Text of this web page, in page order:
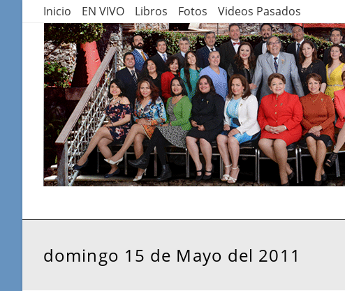
contenido
Inicio EN VIVO Libros Fotos Videos Pasados
domingo 15 de Mayo del 2011